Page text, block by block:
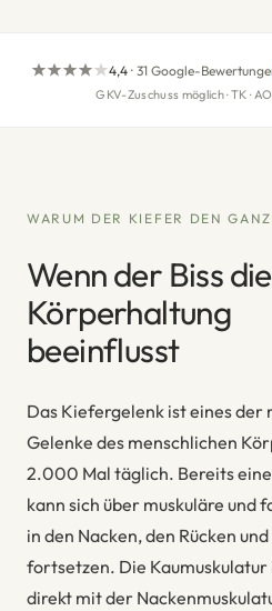
4,4 · 31 Google-
GKV-Zuschuss möglich · TK ·
WARUM DER KIEFER DEN
Wenn der Biss die
Körperhaltung
beeinflusst
Das Kiefergelenk ist eines der
Gelenke des menschlichen
2.000 Mal täglich. Bereits
kann sich über muskuläre und
in den Nacken, den Rücken
fortsetzen. Die Kaumuskulatur
direkt mit der